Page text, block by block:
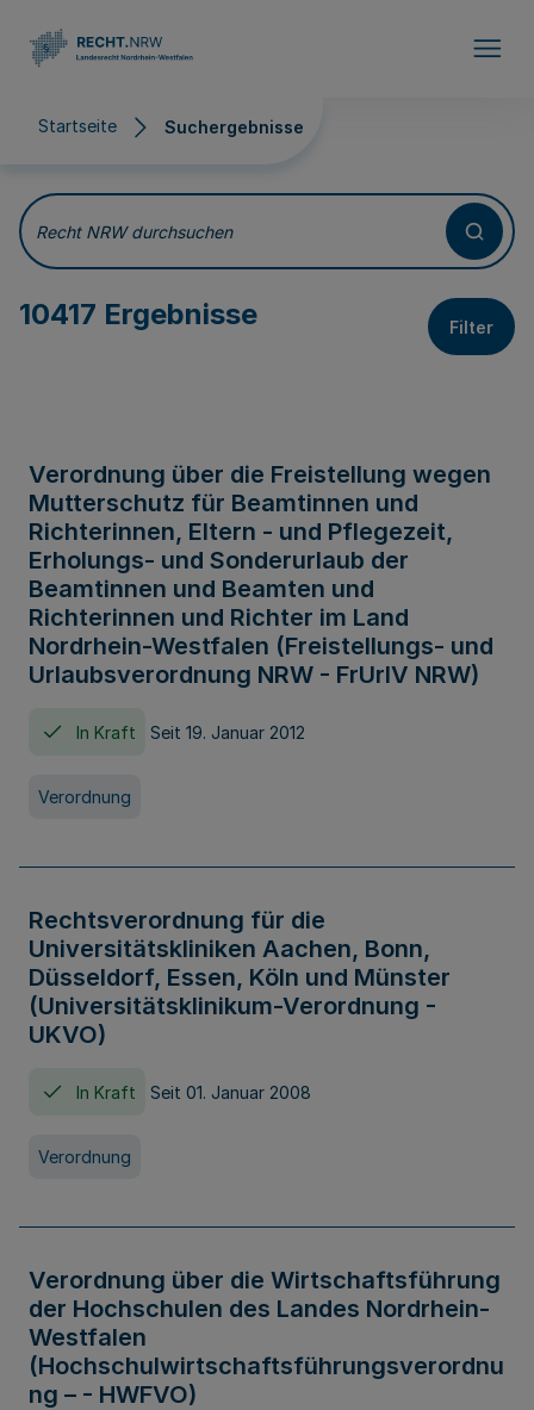
Startseite Suchergebnisse
Suchergebnisse
Recht NRW durchsuchen
10417 Ergebnisse Filter
Verordnung über die Freistellung wegen
Mutterschutz für Beamtinnen und
Richterinnen, Eltern - und Pflegezeit,
Erholungs- und Sonderurlaub der
Beamtinnen und Beamten und
Richterinnen und Richter im Land
Nordrhein-Westfalen (Freistellungs- und
Urlaubsverordnung NRW - FrUrlV NRW)
In Kraft Seit 19. Januar 2012
Verordnung
Rechtsverordnung für die
Universitätskliniken Aachen, Bonn,
Düsseldorf, Essen, Köln und Münster
(Universitätsklinikum-Verordnung -
UKVO)
In Kraft Seit 01. Januar 2008
Verordnung
Verordnung über die Wirtschaftsführung
der Hochschulen des Landes Nordrhein-
Westfalen
(Hochschulwirtschaftsführungsverordnu
ng – - HWFVO)